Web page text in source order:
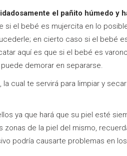
el pañito húmedo y
si el bebé es mujercita en lo
en cierto caso si el bebé
aquí es que si el bebé es
demorar en separarse.
, la cual te servirá para limpiar y
ya que hará que su piel esté
de la piel del mismo,
podría causarte problemas en